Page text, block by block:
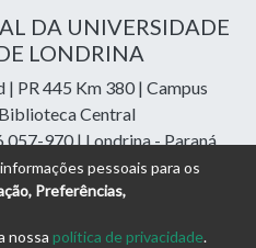
DA UNIVERSIDADE
LONDRINA
| PR 445 Km 380 | Campus
Central
970 | Londrina - Paraná
| fone: 43 3371-4409
© 2023-2026
pessoais para os
Preferências,
nossa política de privacidade.